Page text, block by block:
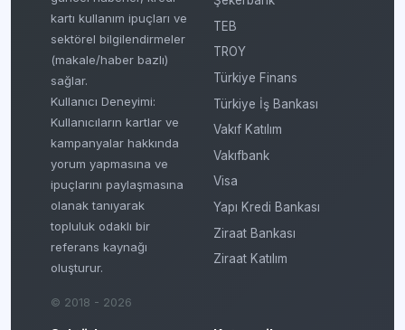
kartı kullanım ipuçları ve
sektörel bilgilendirmeler
(makale/haber bazlı)
sağlar.
Kullanıcı Deneyimi:
Kullanıcıların kartlar ve
kampanyalar hakkında
yorum yapmasına ve
ipuçlarını paylaşmasına
olanak tanıyarak
topluluk odaklı bir
referans kaynağı
oluşturur.
© 2018 - 2026
TEB
TROY
Türkiye Finans
Türkiye İş Bankası
Vakıf Katılım
Vakıfbank
Visa
Yapı Kredi Bankası
Ziraat Bankası
Ziraat Katılım